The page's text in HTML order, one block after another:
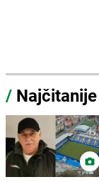
/ Najčitanije